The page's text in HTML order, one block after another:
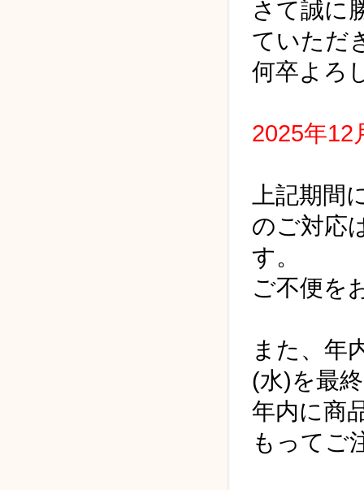
さて誠に
ていただ
何卒よろ
2025年12
上記期
のご対応
す。
ご不便を
また、年
(水)を最
年内に商
もってご